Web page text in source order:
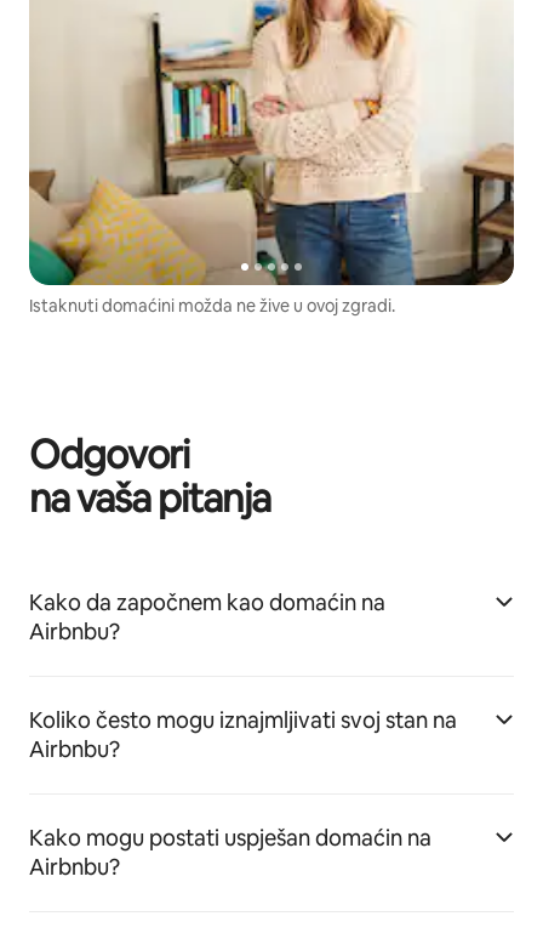
Istaknuti domaćini možda ne žive u ovoj zgradi.
Odgovori
na vaša pitanja
Kako da započnem kao domaćin na
Airbnbu?
Koliko često mogu iznajmljivati svoj stan na
Airbnbu?
Kako mogu postati uspješan domaćin na
Airbnbu?